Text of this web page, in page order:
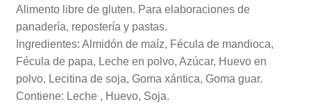
Alimento libre de gluten. Para elaboraciones de
panadería, repostería y pastas.
Ingredientes: Almidón de maíz, Fécula de mandioca,
Fécula de papa, Leche en polvo, Azúcar, Huevo en
polvo, Lecitina de soja, Goma xántica, Goma guar.
Contiene: Leche , Huevo, Soja.